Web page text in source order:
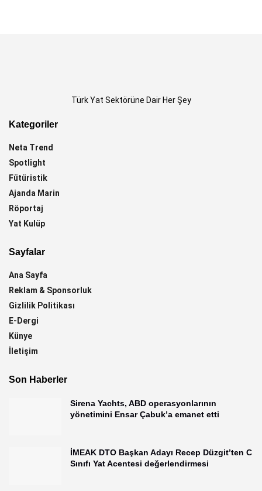
Türk Yat Sektörüne Dair Her Şey
Kategoriler
Neta Trend
Spotlight
Fütüristik
Ajanda Marin
Röportaj
Yat Kulüp
Sayfalar
Ana Sayfa
Reklam & Sponsorluk
Gizlilik Politikası
E-Dergi
Künye
İletişim
Son Haberler
Sirena Yachts, ABD operasyonlarının
yönetimini Ensar Çabuk’a emanet etti
İMEAK DTO Başkan Adayı Recep Düzgit’ten C
Sınıfı Yat Acentesi değerlendirmesi